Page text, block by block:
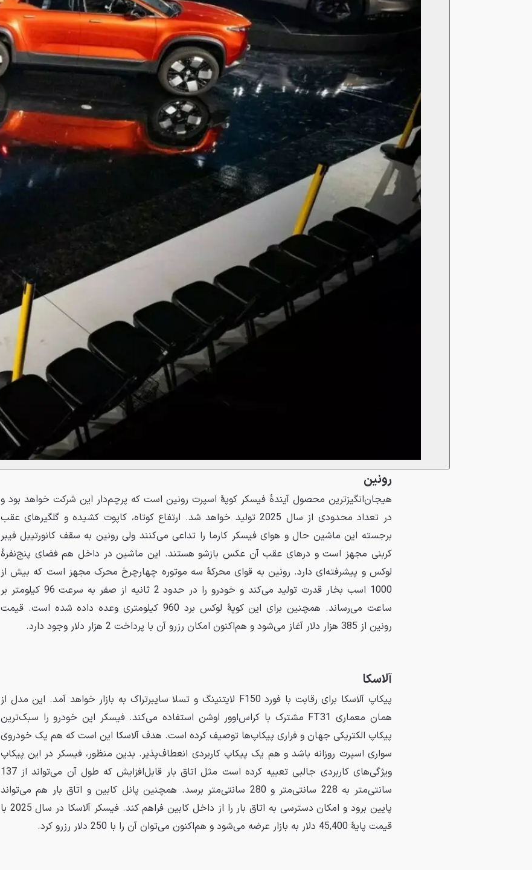
رونین
هیجان‌انگیزترین محصول آیندهٔ فیسکر کوپهٔ اسپرت رونین است که پرچم‌دار این شرکت خواهد بود و
در تعداد محدودی از سال 2025 تولید خواهد شد. ارتفاع کوتاه، کاپوت کشیده و گلگیرهای عقب
برجسته این ماشین حال و هوای فیسکر کارما را تداعی می‌کنند ولی رونین به سقف کانورتیبل فیبر
کربنی مجهز است و درهای عقب آن عکس بازشو هستند. این ماشین در داخل هم فضای پنج‌نفرهٔ
لوکس و پیشرفته‌ای دارد. رونین به قوای محرکهٔ سه موتوره چهارچرخ محرک مجهز است که بیش از
1000 اسب بخار قدرت تولید می‌کند و خودرو را در حدود 2 ثانیه از صفر به سرعت 96 کیلومتر بر
ساعت می‌رساند. همچنین برای این کوپهٔ لوکس برد 960 کیلومتری وعده داده شده است. قیمت
رونین از 385 هزار دلار آغاز می‌شود و هم‌اکنون امکان رزرو آن با پرداخت 2 هزار دلار وجود دارد.
آلاسکا
پیکاپ آلاسکا برای رقابت با فورد F150 لایتنینگ و تسلا سایبرتراک به بازار خواهد آمد. این مدل از
همان معماری FT31 مشترک با کراس‌اوور اوشن استفاده می‌کند. فیسکر این خودرو را سبک‌ترین
پیکاپ الکتریکی جهان و فراری پیکاپ‌ها توصیف کرده است. هدف آلاسکا این است که هم یک خودروی
سواری اسپرت روزانه باشد و هم یک پیکاپ کاربردی انعطاف‌پذیر. بدین منظور، فیسکر در این پیکاپ
ویژگی‌های کاربردی جالبی تعبیه کرده است مثل اتاق بار قابل‌افزایش که طول آن می‌تواند از 137
سانتی‌متر به 228 سانتی‌متر و 280 سانتی‌متر برسد. همچنین پانل کابین و اتاق بار هم می‌تواند
پایین برود و امکان دسترسی به اتاق بار را از داخل کابین فراهم کند. فیسکر آلاسکا در سال 2025 با
قیمت پایهٔ 45,400 دلار به بازار عرضه می‌شود و هم‌اکنون می‌توان آن را با 250 دلار رزرو کرد.